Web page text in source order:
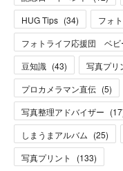
HUG Tips (34) フォ
フォトライフ応援団 ベビ
豆知識 (43) 写真プリ
プロカメラマン直伝 (5)
写真整理アドバイザー (17
しまうまアルバム (25)
写真プリント
(133)